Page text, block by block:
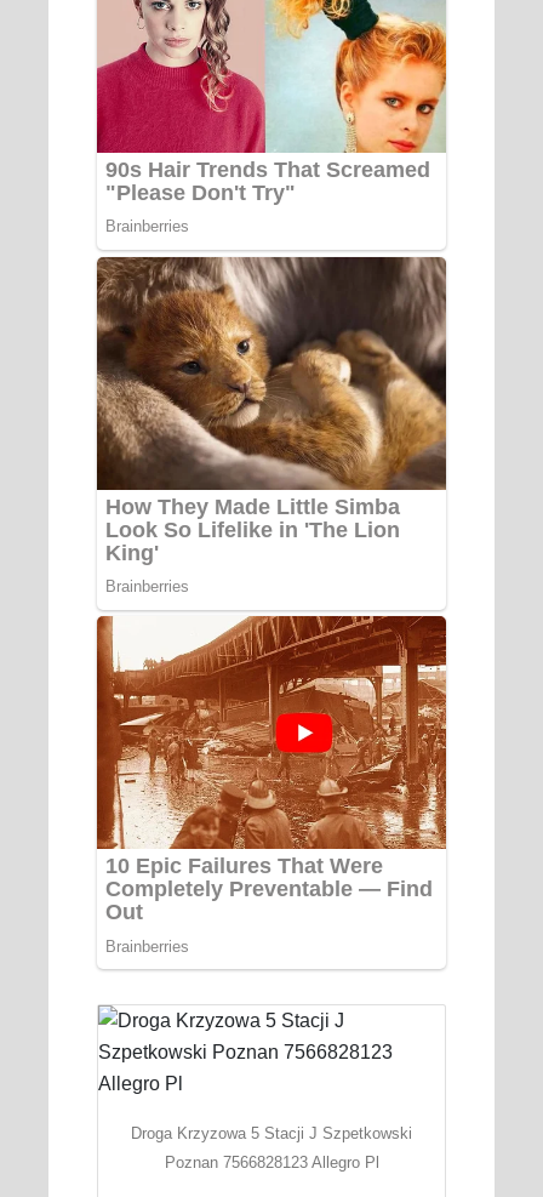
Droga Krzyzowa 5 Stacji J Szpetkowski
Poznan 7566828123 Allegro Pl